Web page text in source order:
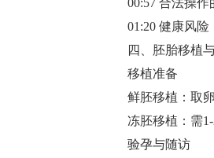
00:57 合法操作
01:20 健康风险
四、胚胎移植
移植准备‌
鲜胚移植：取
冻胚移植：需
验孕与随访‌